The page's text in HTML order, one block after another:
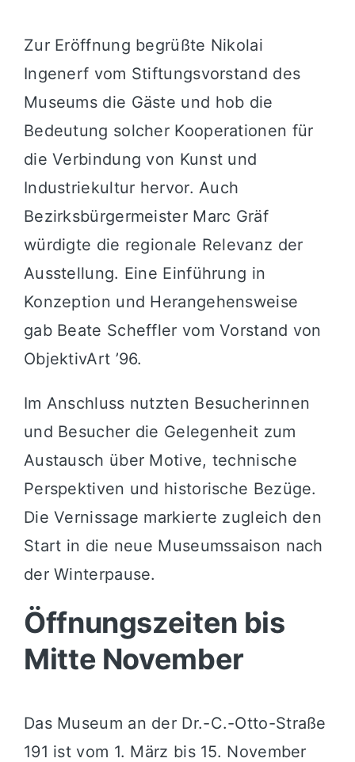
Zur Eröffnung begrüßte Nikolai
Ingenerf vom Stiftungsvorstand des
Museums die Gäste und hob die
Bedeutung solcher Kooperationen für
die Verbindung von Kunst und
Industriekultur hervor. Auch
Bezirksbürgermeister Marc Gräf
würdigte die regionale Relevanz der
Ausstellung. Eine Einführung in
Konzeption und Herangehensweise
gab Beate Scheffler vom Vorstand von
ObjektivArt ’96.
Im Anschluss nutzten Besucherinnen
und Besucher die Gelegenheit zum
Austausch über Motive, technische
Perspektiven und historische Bezüge.
Die Vernissage markierte zugleich den
Start in die neue Museumssaison nach
der Winterpause.
Öffnungszeiten bis
Mitte November
Das Museum an der Dr.-C.-Otto-Straße
191 ist vom 1. März bis 15. November